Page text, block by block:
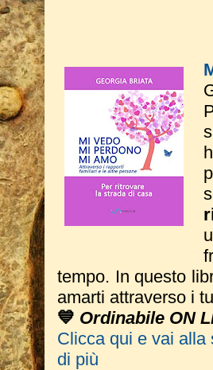
tempo. In questo
amarti attraverso i
💙 Ordinabile ON
Clicca qui e vai alla
di più